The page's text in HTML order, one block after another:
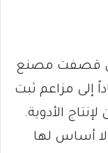
أن قصفت مصنع
1998، استناداً إلى مزاعم ثبت
الأدوية.
لا أساس لها